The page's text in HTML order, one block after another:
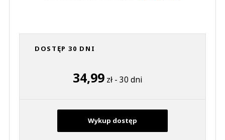
DOSTĘP 30 DNI
34,99 zł - 30 dni
Wykup dostęp